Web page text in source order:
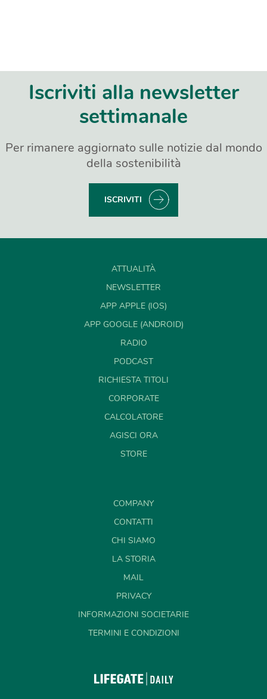
Iscriviti alla newsletter
settimanale
Per rimanere aggiornato sulle notizie dal mondo
della sostenibilità
ISCRIVITI
ATTUALITÀ
NEWSLETTER
APP APPLE (IOS)
APP GOOGLE (ANDROID)
RADIO
PODCAST
RICHIESTA TITOLI
CORPORATE
CALCOLATORE
AGISCI ORA
STORE
COMPANY
CONTATTI
CHI SIAMO
LA STORIA
MAIL
PRIVACY
INFORMAZIONI SOCIETARIE
TERMINI E CONDIZIONI